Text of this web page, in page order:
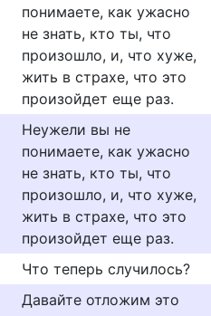
понимаете, как ужасно
не знать, кто ты, что
произошло, и, что хуже,
жить в страхе, что это
произойдет еще раз.
Неужели вы не
понимаете, как ужасно
не знать, кто ты, что
произошло, и, что хуже,
жить в страхе, что это
произойдет еще раз.
Что теперь случилось?
Давайте отложим это